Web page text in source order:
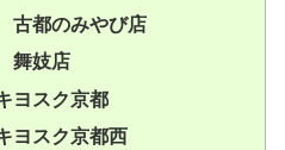
古都のみやび店
舞妓店
ヨスク京都
ヨスク京都西